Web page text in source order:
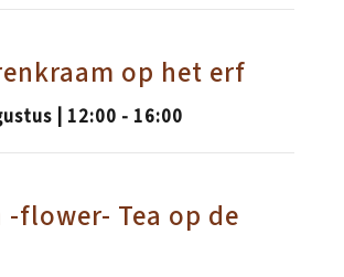
op het erf
| 12:00 - 16:00
-flower- Tea op de